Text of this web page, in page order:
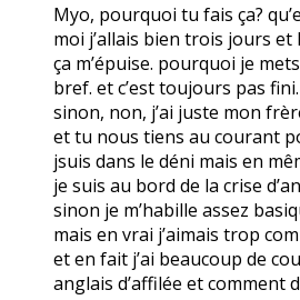
Myo, pourquoi tu fais ça?
moi j’allais bien trois jours et
ça m’épuise. pourquoi je
bref. et c’est toujours pas
sinon, non, j’ai juste mon
et tu nous tiens au courant
jsuis dans le déni mais en
je suis au bord de la crise
sinon je m’habille assez
mais en vrai j’aimais trop
et en fait j’ai beaucoup de
anglais d’affilée et comment